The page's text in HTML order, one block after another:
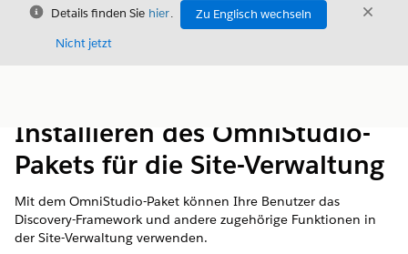
Schließen
Details finden Sie hier.
Zu Englisch wechseln
Nicht jetzt
Installieren des OmniStudio-
Pakets für die Site-Verwaltung
Mit dem OmniStudio-Paket können Ihre Benutzer das
Discovery-Framework und andere zugehörige Funktionen in
der Site-Verwaltung verwenden.